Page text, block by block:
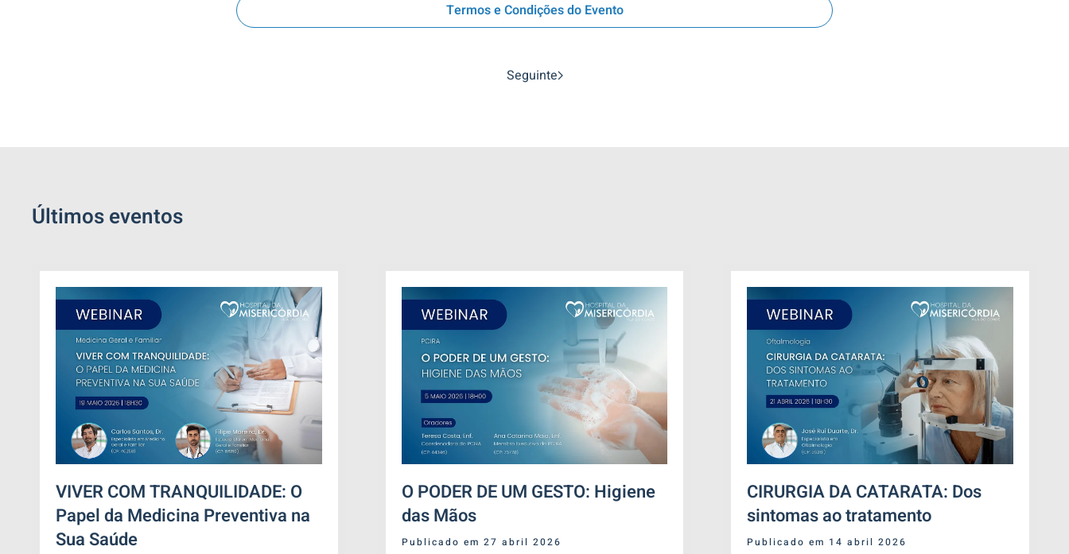
Termos e Condições do Evento
Seguinte
Últimos eventos
VIVER COM TRANQUILIDADE: O
Papel da Medicina Preventiva na
Sua Saúde
O PODER DE UM GESTO: Higiene
das Mãos
Publicado em 27 abril 2026
CIRURGIA DA CATARATA: Dos
sintomas ao tratamento
Publicado em 14 abril 2026